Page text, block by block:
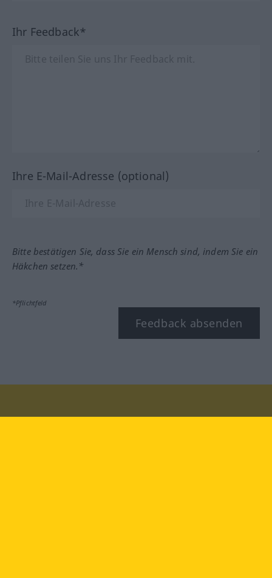
Ihr Feedback*
Ihre E-Mail-Adresse (optional)
Bitte bestätigen Sie, dass Sie ein Mensch sind, indem Sie ein
Häkchen setzen.*
*Pflichtfeld
Feedback absenden
Besuchen Sie uns auf: